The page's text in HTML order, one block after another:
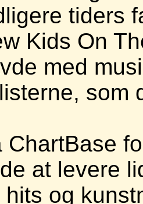
tiders
Kids On
med
som
ChartBase
at levere
hits og